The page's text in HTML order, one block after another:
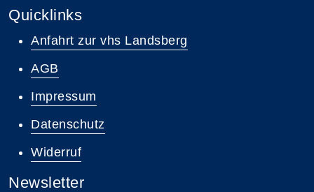
Quicklinks
Anfahrt zur vhs Landsberg
AGB
Impressum
Datenschutz
Widerruf
Newsletter